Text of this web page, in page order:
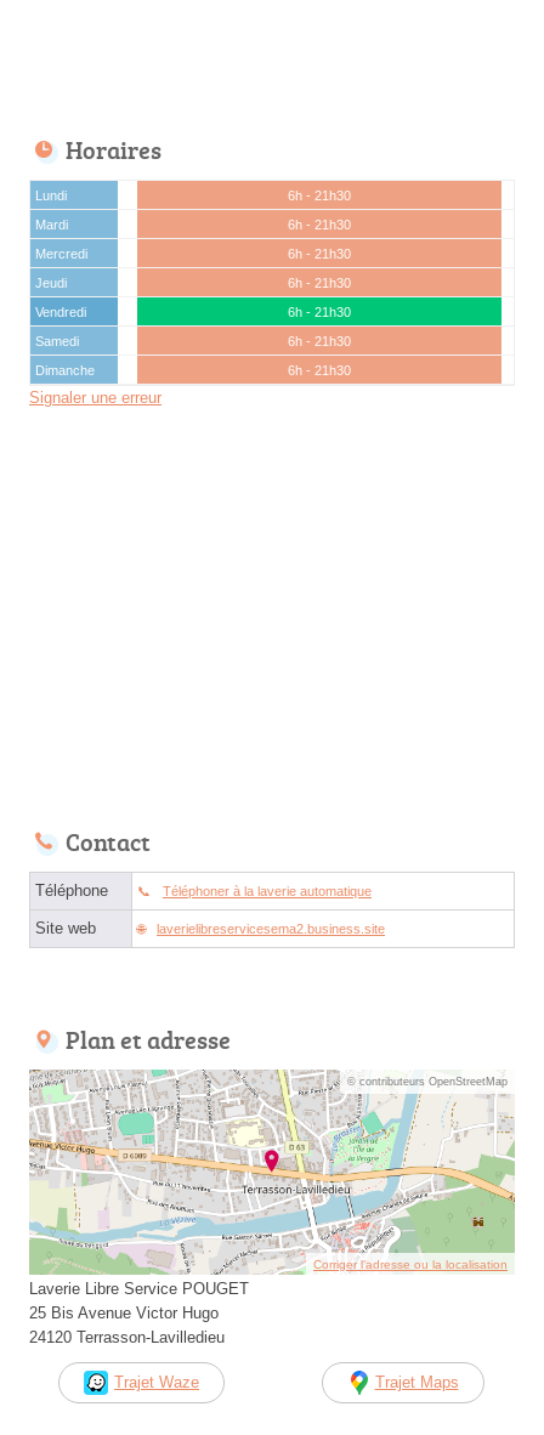
Horaires
Lundi
6h - 21h30
Mardi
6h - 21h30
Mercredi
6h - 21h30
Jeudi
6h - 21h30
Vendredi
6h - 21h30
Samedi
6h - 21h30
Dimanche
6h - 21h30
Signaler une erreur
Contact
Téléphone Téléphoner à la laverie automatique
Site web laverielibreservicesema2.business.site
Plan et adresse
© contributeurs OpenStreetMap
Corriger l’adresse ou la localisation
Laverie Libre Service POUGET
25 Bis Avenue Victor Hugo
24120 Terrasson-Lavilledieu
Trajet Waze Trajet Maps